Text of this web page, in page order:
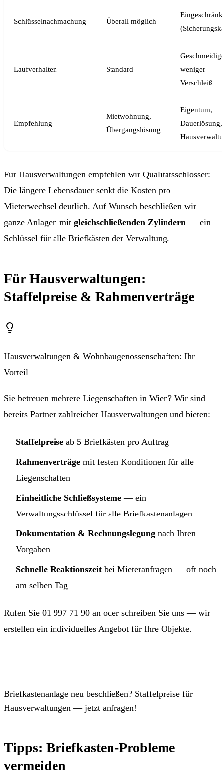
Schlüsselnachmachung Überall möglich
Laufverhalten Standard
weniger
Verschleiß
Empfehlung
Mietwohnung,
Übergangslösung
Eigentum,
Dauerlösung,
Für Hausverwaltungen empfehlen wir Qualitätsschlösser:
Die längere Lebensdauer senkt die Kosten pro
Mieterwechsel deutlich. Auf Wunsch beschließen wir
ganze Anlagen mit gleichschließenden Zylindern — ein
Schlüssel für alle Briefkästen der Verwaltung.
Für Hausverwaltungen:
Staffelpreise & Rahmenverträge
Hausverwaltungen & Wohnbaugenossenschaften: Ihr
Vorteil
Sie betreuen mehrere Liegenschaften in Wien? Wir sind
bereits Partner zahlreicher Hausverwaltungen und bieten:
Staffelpreise ab 5 Briefkästen pro Auftrag
Rahmenverträge mit festen Konditionen für alle
Liegenschaften
Einheitliche Schließsysteme — ein
Verwaltungsschlüssel für alle Briefkastenanlagen
Dokumentation & Rechnungslegung nach Ihren
Vorgaben
Schnelle Reaktionszeit bei Mieteranfragen — oft noch
am selben Tag
Rufen Sie 01 997 71 90 an oder schreiben Sie uns — wir
erstellen ein individuelles Angebot für Ihre Objekte.
Briefkastenanlage neu beschließen? Staffelpreise für
Hausverwaltungen — jetzt anfragen!
Tipps: Briefkasten-Probleme
vermeiden